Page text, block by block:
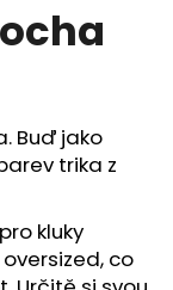
Buď jako
trika z
kluky
co